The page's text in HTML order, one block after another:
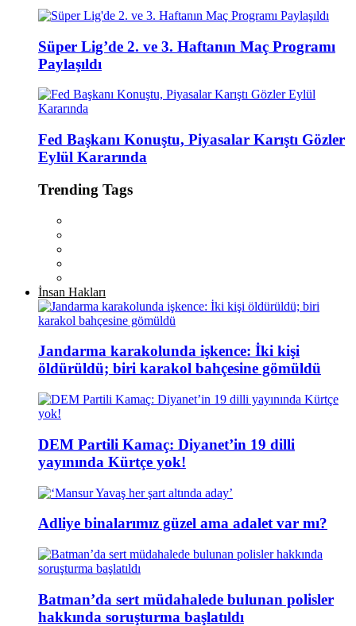
Süper Lig’de 2. ve 3. Haftanın Maç Programı
Paylaşıldı
Fed Başkanı Konuştu, Piyasalar Karıştı Gözler
Eylül Kararında
Trending Tags
İnsan Hakları
Jandarma karakolunda işkence: İki kişi
öldürüldü; biri karakol bahçesine gömüldü
DEM Partili Kamaç: Diyanet’in 19 dilli
yayınında Kürtçe yok!
Adliye binalarımız güzel ama adalet var mı?
Batman’da sert müdahalede bulunan polisler
hakkında soruşturma başlatıldı